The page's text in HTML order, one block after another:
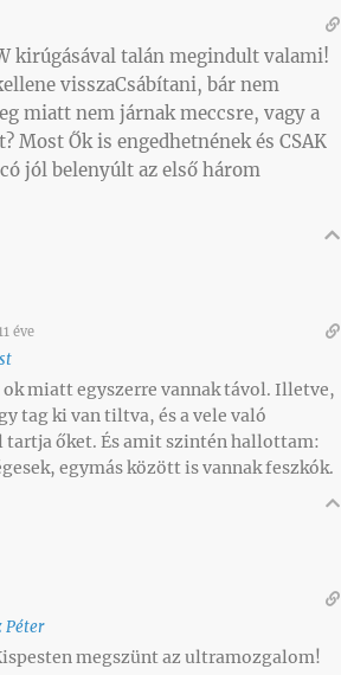
kirúgásával talán megindult valami!
visszaCsábítani, bár nem
miatt nem járnak meccsre, vagy a
Most Ők is engedhetnének és CSAK
jól belenyúlt az első három
éve
miatt egyszerre vannak távol. Illetve,
tag ki van tiltva, és a vele való
őket. És amit szintén hallottam:
egymás között is vannak feszkók.
Péter
megszünt az ultramozgalom!